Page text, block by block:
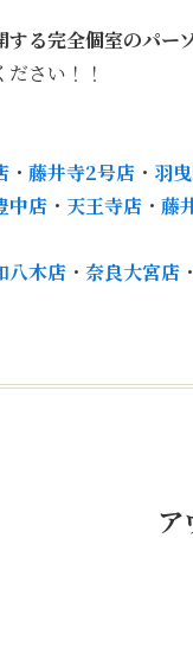
る完全個室のパー
さい！！
・ 藤井寺2号店 ・ 羽
中店 ・ 天王寺店 ・ 藤
八木店 ・ 奈良大宮店 ・
ア